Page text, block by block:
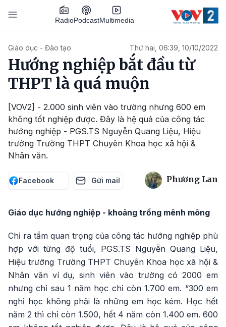
Nhảy đến nội dung
RadioPodcastMultimedia
Giáo dục - Đào tạo Thứ hai, 06:39, 10/10/2022
Hướng nghiệp bắt đầu từ
THPT là quá muộn
[VOV2] - 2.000 sinh viên vào trường nhưng 600 em
không tốt nghiệp được. Đây là hệ quả của công tác
hướng nghiệp - PGS.TS Nguyễn Quang Liệu, Hiệu
trưởng Trường THPT Chuyên Khoa học xã hội &
Nhân văn.
Facebook Gửi mail Phương Lan
Giáo dục hướng nghiệp - khoảng trống mênh mông
Chỉ ra tầm quan trọng của công tác hướng nghiệp phù
hợp với từng độ tuổi, PGS.TS Nguyễn Quang Liệu,
Hiệu trưởng Trường THPT Chuyên Khoa học xã hội &
Nhân văn ví dụ, sinh viên vào trường có 2000 em
nhưng chỉ sau 1 năm học chỉ còn 1.700 em. “300 em
nghỉ học không phải là những em học kém. Học hết
năm 2 thì chỉ còn 1.500, hết 4 năm còn 1.400 em. 600